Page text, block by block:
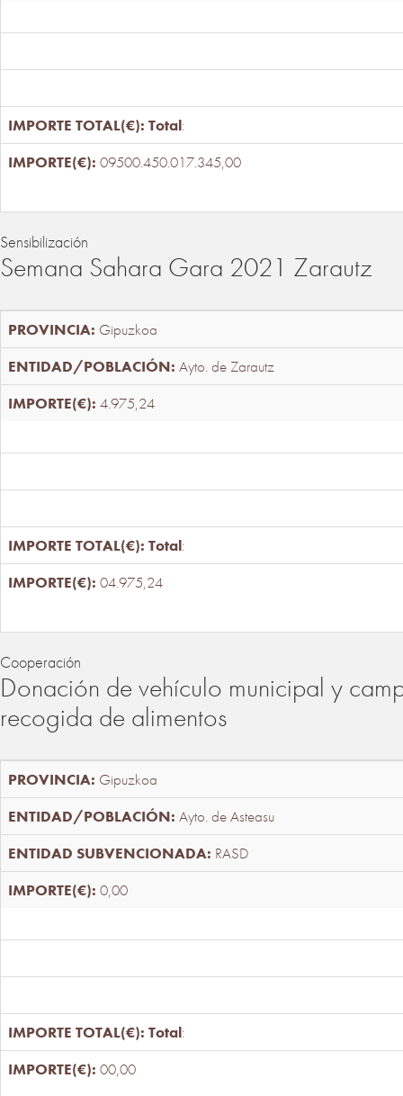
Total:
09500.450.017.345,00
Sensibilización
Semana Sahara Gara 2021 Zarautz
Gipuzkoa
Ayto. de Zarautz
4.975,24
Total:
04.975,24
Cooperación
Donación de vehículo municipal y
recogida de alimentos
Gipuzkoa
Ayto. de Asteasu
RASD
0,00
Total:
00,00